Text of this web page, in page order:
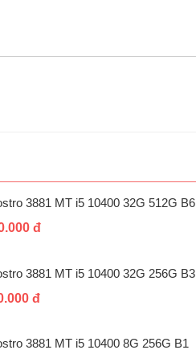
3881 MT i5 10400 32G 512G B6
đ
3881 MT i5 10400 32G 256G B3
đ
3881 MT i5 10400 8G 256G B1